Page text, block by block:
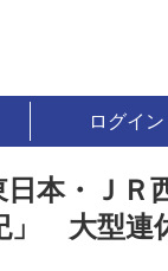
ログイン
日本・Ｊ
」 大型連